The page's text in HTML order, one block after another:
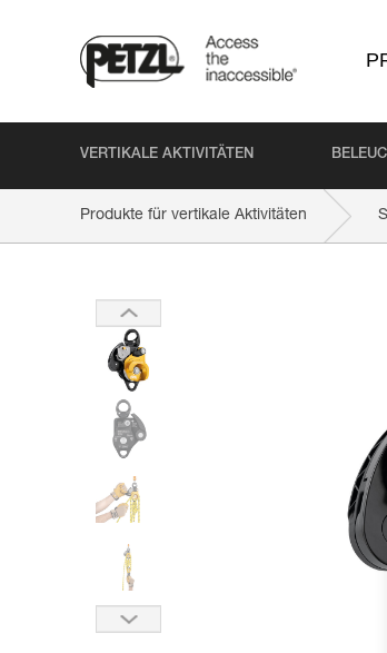
VERTIKALE AKTIVITÄTEN
Produkte für vertikale Aktivitäten